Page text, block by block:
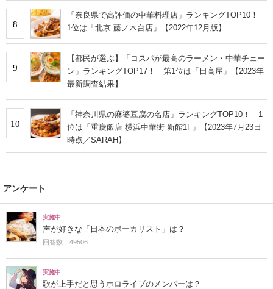
8
「奈良県で高評価の中華料理店」ランキングTOP10！
1位は「北京 藤ノ木台店」【2022年12月版】
9
【都民が選ぶ】「コスパが最高のラーメン・中華チェー
ン」ランキングTOP17！ 第1位は「日高屋」【2023年
最新調査結果】
10
「神奈川県の麻婆豆腐の名店」ランキングTOP10！ 1
位は「重慶飯店 横浜中華街 新館1F」【2023年7月23日
時点／SARAH】
アンケート
実施中
声が好きな「日本のボーカリスト」は？
回答数：49506
実施中
歌が上手だと思うホロライブのメンバーは？